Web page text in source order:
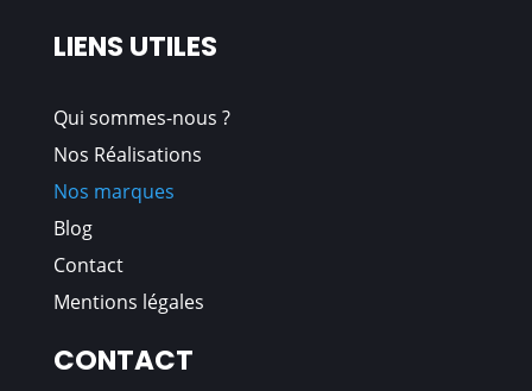
LIENS UTILES
Qui sommes-nous ?
Nos Réalisations
Nos marques
Blog
Contact
Mentions légales
CONTACT